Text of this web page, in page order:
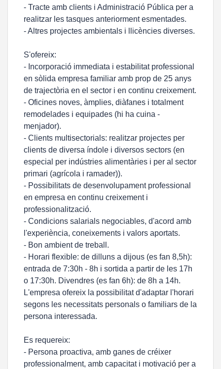
- Tracte amb clients i Administració Pública per a
realitzar les tasques anteriorment esmentades.
- Altres projectes ambientals i llicències diverses.
S'ofereix:
- Incorporació immediata i estabilitat professional
en sòlida empresa familiar amb prop de 25 anys
de trajectòria en el sector i en continu creixement.
- Oficines noves, àmplies, diàfanes i totalment
remodelades i equipades (hi ha cuina -
menjador).
- Clients multisectorials: realitzar projectes per
clients de diversa índole i diversos sectors (en
especial per indústries alimentàries i per al sector
primari (agrícola i ramader)).
- Possibilitats de desenvolupament professional
en empresa en continu creixement i
professionalització.
- Condicions salarials negociables, d'acord amb
l'experiència, coneixements i valors aportats.
- Bon ambient de treball.
- Horari flexible: de dilluns a dijous (es fan 8,5h):
entrada de 7:30h - 8h i sortida a partir de les 17h
o 17:30h. Divendres (es fan 6h): de 8h a 14h.
L'empresa ofereix la possibilitat d'adaptar l'horari
segons les necessitats personals o familiars de la
persona interessada.
Es requereix:
- Persona proactiva, amb ganes de créixer
professionalment, amb capacitat i motivació per a